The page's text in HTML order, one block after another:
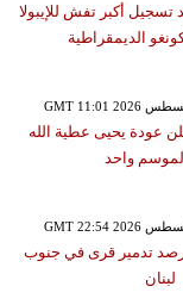
تسجيل أكبر تفش للإيبولا
الديمقراطية
عودة يحيى عطية الله
واحد
تدمير قرى في جنوب
لبنان